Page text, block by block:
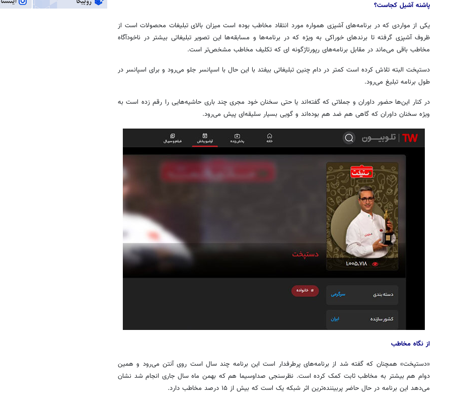
پاشنه آشیل کجاست؟
یکی از مواردی که در برنامه‌های آشپزی همواره مورد انتقاد مخاطب بوده است میزان بالای تبلیغات محصولات است از
ظروف آشپزی گرفته تا برندهای خوراکی به ویژه که در برنامه‌ها و مسابقه‌ها این تصویر تبلیغاتی بیشتر در ناخودآگاه
مخاطب باقی می‌ماند در مقابل برنامه‌های رپورتاژگونه ای که تکلیف مخاطب مشخص‌تر است.
دستپخت البته تلاش کرده است کمتر در دام چنین تبلیغاتی بیفتد با این حال با اسپانسر جلو می‌رود و برای اسپانسر در
طول برنامه تبلیغ می‌رود.
در کنار این‌ها حضور داوران و جملاتی که گفته‌اند یا حتی سخنان خود مجری چند باری حاشیه‌هایی را رقم زده است به
ویژه سخنان داوران که گاهی هم ضد هم بوده‌اند و گویی بسیار سلیقه‌ای پیش می‌رود.
از نگاه مخاطب
«دستپخت» همچنان که گفته شد از برنامه‌های پرطرفدار است این برنامه چند سال است روی آنتن می‌رود و همین
دوام هم بیشتر به مخاطب ثابت کمک کرده است. نظرسنجی صداوسیما هم که بهمن ماه سال جاری انجام شد نشان
می‌دهد این برنامه در حال حاضر پربیننده‌ترین اثر شبکه یک است که بیش از ۱۵ درصد مخاطب دارد.